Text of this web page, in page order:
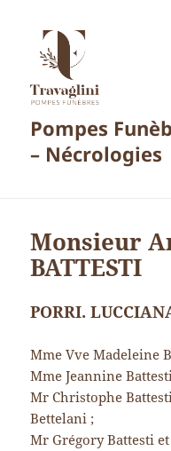
Pompes
– Nécrologies
Monsieur
BATTESTI
PORRI.
Mme Vve Madeleine
Mme Jeannine
Mr Christophe
Bettelani ;
Mr Grégory Battesti